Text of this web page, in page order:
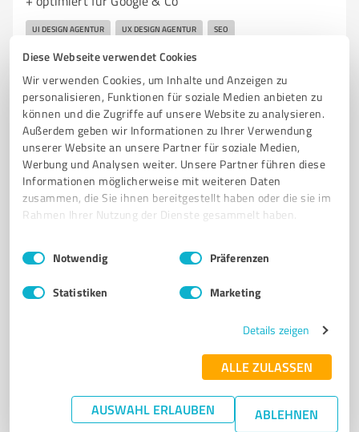
Diese Webseite verwendet Cookies
Wir verwenden Cookies, um Inhalte und Anzeigen zu
personalisieren, Funktionen für soziale Medien anbieten zu
können und die Zugriffe auf unsere Website zu analysieren.
Außerdem geben wir Informationen zu Ihrer Verwendung
unserer Website an unsere Partner für soziale Medien,
Werbung und Analysen weiter. Unsere Partner führen diese
Informationen möglicherweise mit weiteren Daten
zusammen, die Sie ihnen bereitgestellt haben oder die sie im
Rahmen Ihrer Nutzung der Dienste gesammelt haben.
Impressum Datenschutzbestimmungen
Einwilligungsauswahl
Notwendig Präferenzen
Statistiken Marketing
Details zeigen
ALLE ZULASSEN
AUSWAHL ERLAUBEN ABLEHNEN
UI DESIGN AGENTUR UX DESIGN AGENTUR SEO
SUCHMASCHINENOPTIMIERUNG LOCAL SEO
SEO AGENTUR SEO AGENTUR MÜNCHEN ONLINE MARKETING AGENTUR
VEGANE AGENTUR WEBDESIGN WEBSEITEN RELAUNCH
CUSTOMER SUCCESS
CONTENT MARKETING AGENTUR CONTENT MARKETING MANAGER
ONLINE MARKETING MANAGER SUCHMASCHINENMARKETING MANAGER
MARKETING AGENTUR
Tel. +49 89 89641550
info@vegan-vikings-marketing.com
vegan-vikings-marketing.com/
Online Marketing